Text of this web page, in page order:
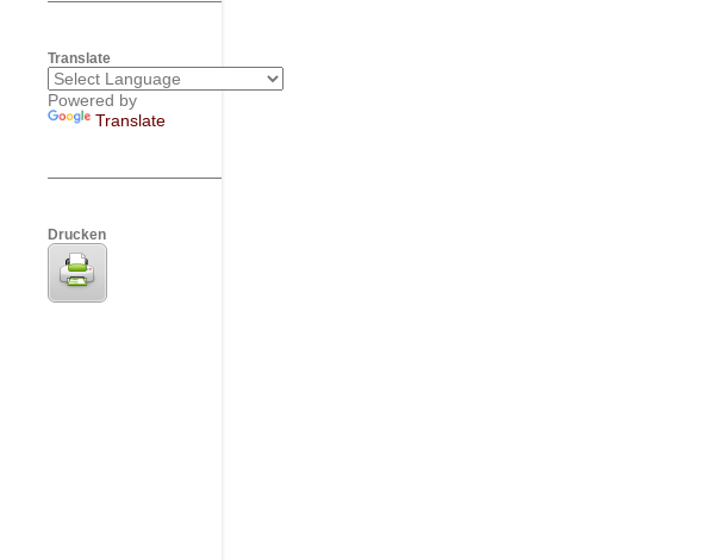
Translate
Powered by
Translate
Drucken